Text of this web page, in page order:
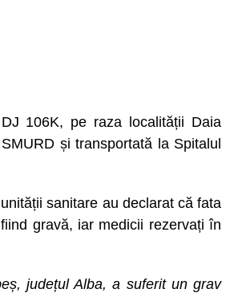
106K, pe raza localității Daia
și transportată la Spitalul
sanitare au declarat că fata
gravă, iar medicii rezervați în
județul Alba, a suferit un grav